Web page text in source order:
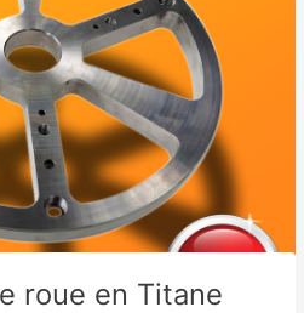
roue en Titane